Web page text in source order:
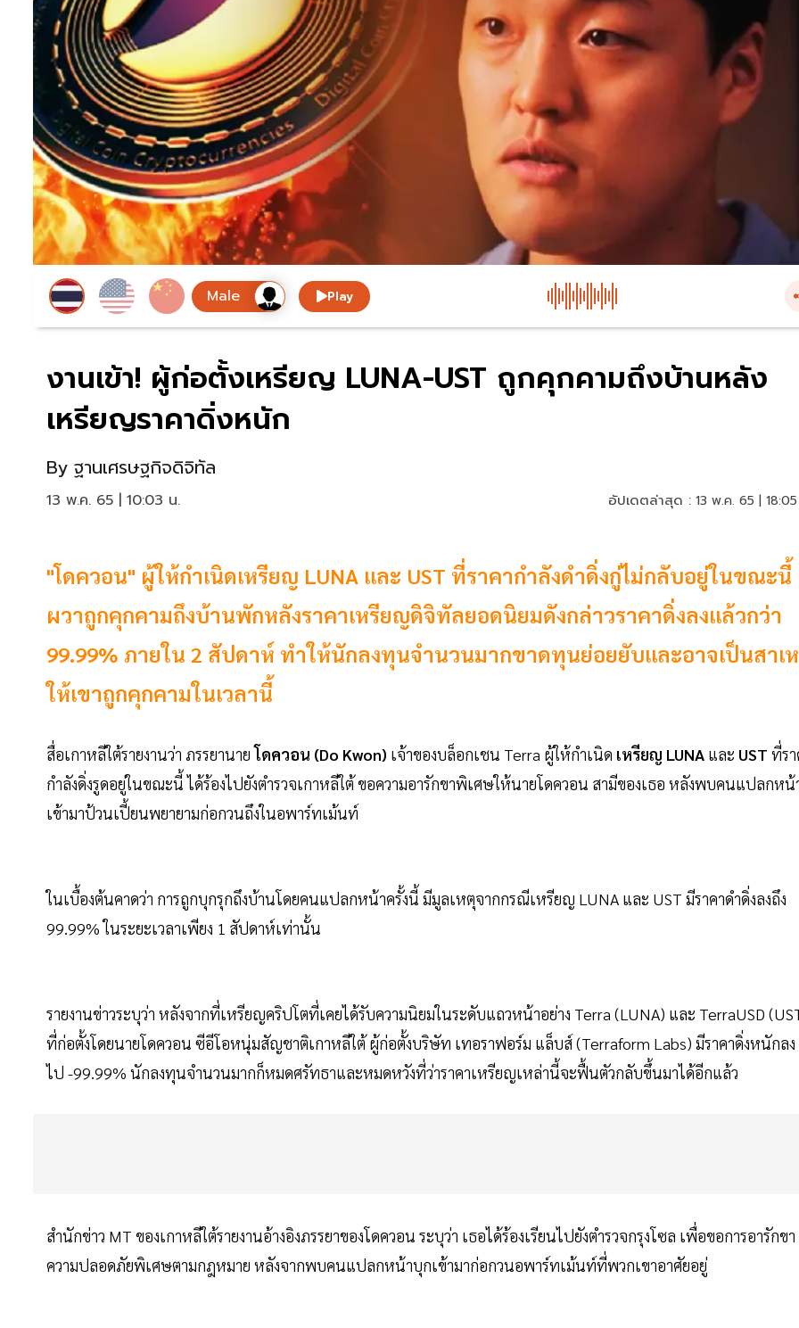
Play
งานเข้า! ผู้ก่อตั้งเหรียญ LUNA-UST ถูกคุกคามถึงบ้านหลัง
เหรียญราคาดิ่งหนัก
By ฐานเศรษฐกิจดิจิทัล
13 พ.ค. 65 | 10:03 น. อัปเดตล่าสุด : 13 พ.ค. 65 |
"โดควอน" ผู้ให้กำเนิดเหรียญ LUNA และ UST ที่ราคากำลังดำดิ่งกู่ไม่กลับอยู่ในขณะนี้
ผวาถูกคุกคามถึงบ้านพักหลังราคาเหรียญดิจิทัลยอดนิยมดังกล่าวราคาดิ่งลงแล้วกว่า
99.99% ภายใน 2 สัปดาห์ ทำให้นักลงทุนจำนวนมากขาดทุนย่อยยับและอาจเป็นสาเ
ให้เขาถูกคุกคามในเวลานี้
สื่อเกาหลีใต้รายงานว่า ภรรยานายโดควอน (Do Kwon) เจ้าของบล็อกเชน Terra ผู้ให้กำเนิด เหรียญ LUNA และ UST ที่ร
กำลังดิ่งรูดอยู่ในขณะนี้ ได้ร้องไปยังตำรวจเกาหลีใต้ ขอความอารักขาพิเศษให้นายโดควอน สามีของเธอ หลังพบคนแปลกหน้
เข้ามาป้วนเปี้ยนพยายามก่อกวนถึงในอพาร์ทเม้นท์
ในเบื้องต้นคาดว่า การถูกบุกรุกถึงบ้านโดยคนแปลกหน้าครั้งนี้ มีมูลเหตุจากกรณีเหรียญ LUNA และ UST มีราคาดำดิ่งลงถึง
99.99% ในระยะเวลาเพียง 1 สัปดาห์เท่านั้น
รายงานข่าวระบุว่า หลังจากที่เหรียญคริปโตที่เคยได้รับความนิยมในระดับแถวหน้าอย่าง Terra (LUNA) และ TerraUSD
ที่ก่อตั้งโดยนายโดควอน ซีอีโอหนุ่มสัญชาติเกาหลีใต้ ผู้ก่อตั้งบริษัท เทอราฟอร์ม แล็บส์ (Terraform Labs) มีราคาดิ่งหนักลง
ไป -99.99% นักลงทุนจำนวนมากก็หมดศรัทธาและหมดหวังที่ว่าราคาเหรียญเหล่านี้จะฟื้นตัวกลับขึ้นมาได้อีกแล้ว
สำนักข่าว MT ของเกาหลีใต้รายงานอ้างอิงภรรยาของโดควอน ระบุว่า เธอได้ร้องเรียนไปยังตำรวจกรุงโซล เพื่อขอการอารักขา
ความปลอดภัยพิเศษตามกฎหมาย หลังจากพบคนแปลกหน้าบุกเข้ามาก่อกวนอพาร์ทเม้นท์ที่พวกเขาอาศัยอยู่